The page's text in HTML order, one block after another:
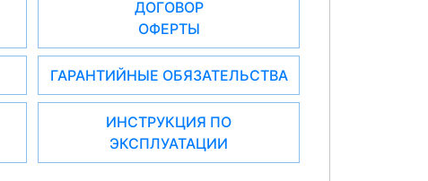
ДОГОВОР
ОФЕРТЫ
ГАРАНТИЙНЫЕ ОБЯЗАТЕЛЬСТВА
ИНСТРУКЦИЯ ПО
ЭКСПЛУАТАЦИИ